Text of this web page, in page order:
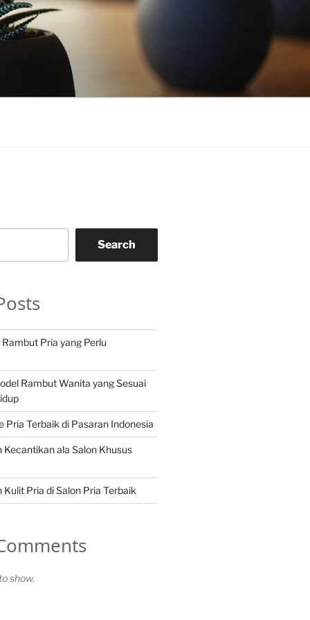
Search
Pria yang Perlu
Rambut Wanita yang Sesuai
Pria Terbaik di Pasaran Indonesia
Kecantikan ala Salon Khusus
Pria di Salon Pria Terbaik
show.